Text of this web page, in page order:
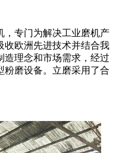
，专门为解决工业磨机产
收欧洲先进技术并结合我
造理念和市场需求，经过
粉磨设备。立磨采用了合